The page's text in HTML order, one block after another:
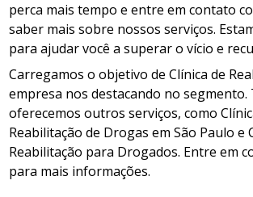
perca mais tempo e entre em contato
saber mais sobre nossos serviços.
para ajudar você a superar o vício e
Carregamos o objetivo de Clínica de
empresa nos destacando no segmento.
oferecemos outros serviços, como
Reabilitação de Drogas em São Paulo e
Reabilitação para Drogados. Entre em
para mais informações.